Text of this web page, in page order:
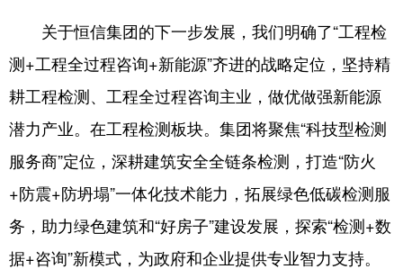
关于恒信集团的下一步发展，我们明确了“工程检
测+工程全过程咨询+新能源”齐进的战略定位，坚持精
耕工程检测、工程全过程咨询主业，做优做强新能源
潜力产业。在工程检测板块。集团将聚焦“科技型检测
服务商”定位，深耕建筑安全全链条检测，打造“防火
+防震+防坍塌”一体化技术能力，拓展绿色低碳检测服
务，助力绿色建筑和“好房子”建设发展，探索“检测+数
据+咨询”新模式，为政府和企业提供专业智力支持。